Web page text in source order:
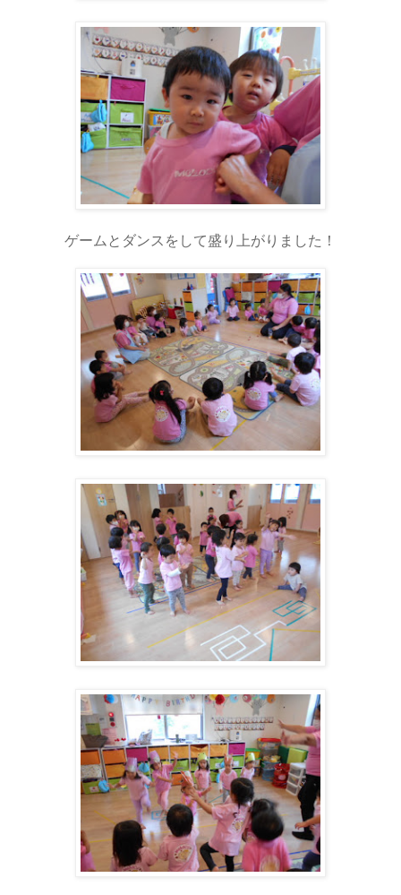
ゲームとダンスをして盛り上がりました！